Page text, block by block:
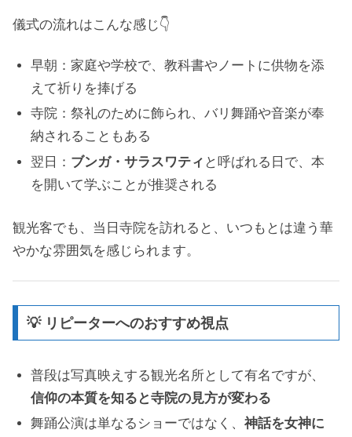
儀式の流れはこんな感じ👇
早朝：家庭や学校で、教科書やノートに供物を添
えて祈りを捧げる
寺院：祭礼のために飾られ、バリ舞踊や音楽が奉
納されることもある
翌日： ブンガ・サラスワティ と呼ばれる日で、本
を開いて学ぶことが推奨される
観光客でも、当日寺院を訪れると、いつもとは違う華
やかな雰囲気を感じられます。
💡 リピーターへのおすすめ視点
普段は写真映えする観光名所として有名ですが、
信仰の本質を知ると寺院の見方が変わる
舞踊公演は単なるショーではなく、神話を女神に